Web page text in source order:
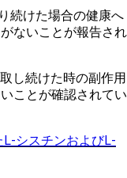
続けた場合の健康へ
ないことが報告され
し続けた時の副作用
ことが確認されてい
L-シスチンおよびL-